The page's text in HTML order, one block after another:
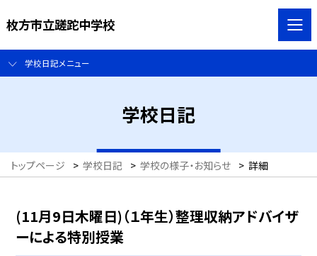
枚方市立蹉跎中学校
学校日記メニュー
学校日記
トップページ > 学校日記 > 学校の様子・お知らせ > 詳細
(11月9日木曜日)（１年生）整理収納アドバイザ
ーによる特別授業